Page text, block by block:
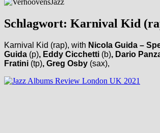
Schlagwort: Karnival Kid
Karnival Kid (rap), with Nicola Guida –
Guida (p), Eddy Cicchetti (b), Dario
Fratini (tp), Greg Osby (sax),